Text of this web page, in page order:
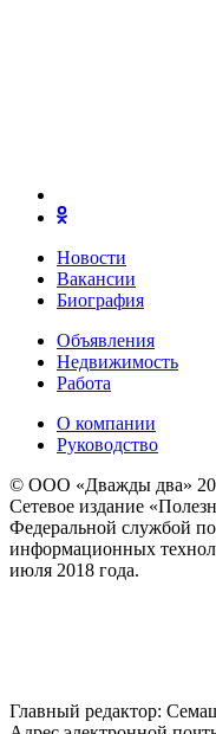
Новости
Вакансии
Биография
Объявления
Недвижимость
Работа
О компании
Руководство
© ООО «Дважды два»
Сетевое издание
Федеральной службой по
информационных
июля 2018 года.
Главный редактор: